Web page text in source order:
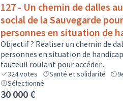
127 - Un chemin de dalles
social de la Sauvegarde
personnes en situation de
Objectif ? Réaliser un chemin de
personnes en situation de
fauteuil roulant pour accéder...
324votes Santé et solidarité
Sélectionné
30 000 €